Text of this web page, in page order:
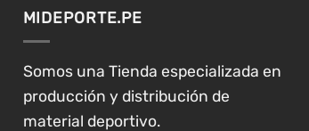
MIDEPORTE.PE
Somos una Tienda especializada en
producción y distribución de
material deportivo.